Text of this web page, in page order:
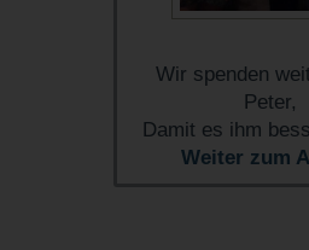
Wir spenden
Peter,
Damit es ihm
Weiter zum